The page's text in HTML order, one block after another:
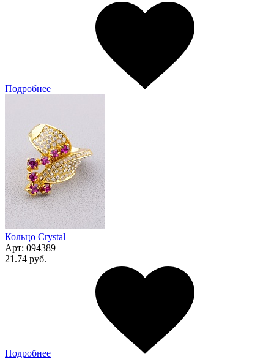
Подробнее
Кольцо Сrystal
Арт: 094389
21.74 руб.
Подробнее